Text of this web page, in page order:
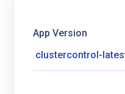
App Version